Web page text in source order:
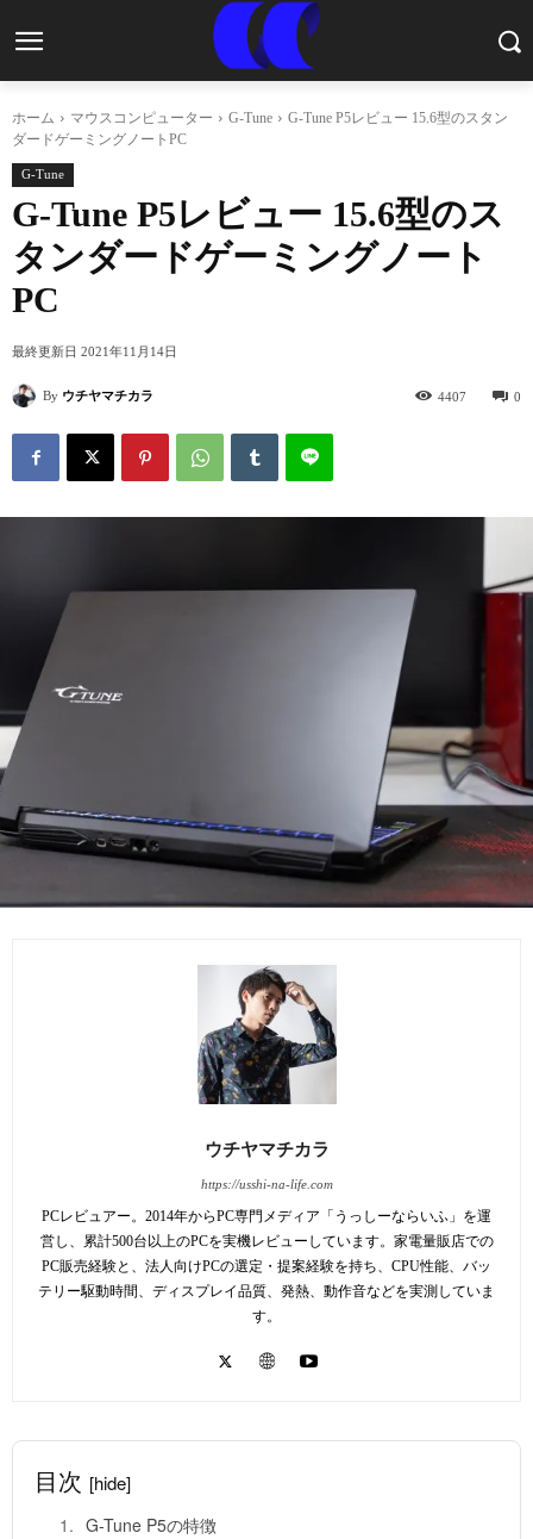
ホーム マウスコンピューター G-Tune
G-Tune P5レビュー 15.6型のスタン
ダードゲーミングノートPC
G-Tune
G-Tune P5レビュー 15.6型のス
タンダードゲーミングノート
PC
最終更新日 2021年11月14日
By ウチヤマチカラ 0
4407
ウチヤマチカラ
https://usshi-na-life.com
PCレビュアー。2014年からPC専門メディア「うっしーならいふ」を運
営し、累計500台以上のPCを実機レビューしています。家電量販店での
PC販売経験と、法人向けPCの選定・提案経験を持ち、CPU性能、バッ
テリー駆動時間、ディスプレイ品質、発熱、動作音などを実測していま
す。
目次 [hide]
G-Tune P5の特徴